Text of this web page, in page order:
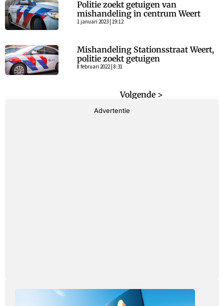
Politie zoekt getuigen van
mishandeling in centrum Weert
1 januari 2023 | 19:12
Mishandeling Stationsstraat Weert,
politie zoekt getuigen
8 februari 2022 | 8:31
Volgende >
Advertentie